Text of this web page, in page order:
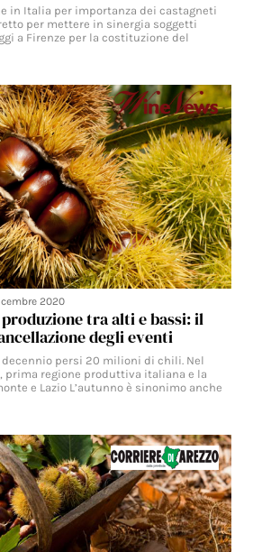
in Italia per importanza dei castagneti
per mettere in sinergia soggetti
a Firenze per la costituzione del
2020
tra alti e bassi: il
degli eventi
persi 20 milioni di chili. Nel
prima regione produttiva italiana e la
e Lazio L’autunno è sinonimo anche